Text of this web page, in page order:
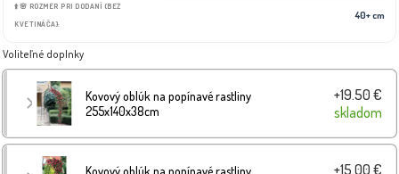
⬆️🌸 ROZMER PRI DODANÍ (BEZ
KVETINÁČA):
40+ cm
Voliteľné doplnky
Kovový oblúk na popínavé rastliny
255x140x38cm
+19.50 €
skladom
Kovový oblúk na popínavé rastliny
+15.00 €